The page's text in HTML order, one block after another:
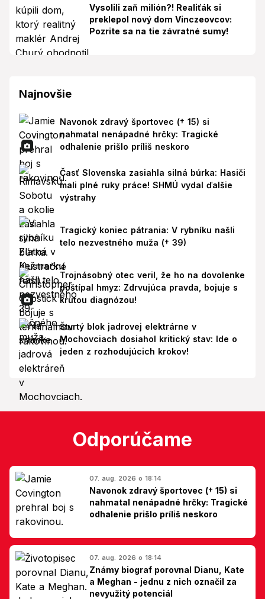
Vysolili zaň milión?! Realiťák si
preklepol nový dom Vinczeovcov:
Pozrite sa na tie závratné sumy!
Najnovšie
Navonok zdravý športovec († 15) si
nahmatal nenápadné hrčky: Tragické
odhalenie prišlo príliš neskoro
Časť Slovenska zasiahla silná búrka: Hasiči
mali plné ruky práce! SHMÚ vydal ďalšie
výstrahy
Tragický koniec pátrania: V rybníku našli
telo nezvestného muža († 39)
Trojnásobný otec veril, že ho na dovolenke
poštípal hmyz: Zdrvujúca pravda, bojuje s
krutou diagnózou!
Štvrtý blok jadrovej elektrárne v
Mochovciach dosiahol kritický stav: Ide o
jeden z rozhodujúcich krokov!
Odporúčame
07. aug. 2026 o 18:14
Navonok zdravý športovec († 15) si
nahmatal nenápadné hrčky: Tragické
odhalenie prišlo príliš neskoro
07. aug. 2026 o 18:14
Známy biograf porovnal Dianu, Kate
a Meghan - jednu z nich označil za
nevyužitý potenciál